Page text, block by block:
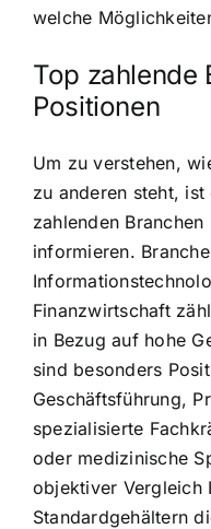
welche
Top zahlende
Positionen
Um zu verstehen,
zu anderen steht,
zahlenden
informieren.
Finanzwirtschaft
in Bezug auf hohe
sind besonders
Geschäftsführung,
spezialisierte
oder medizinische
objektiver Vergleich
Standardgehältern